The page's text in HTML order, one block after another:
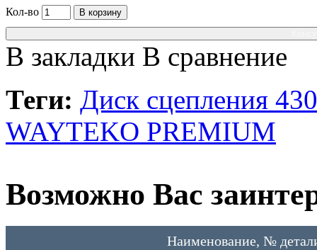
Кол-во
В корзину
В закладки В сравнение
Теги: Диск сцепления
WAYTEKO PREMIUM
Возможно Вас
Наименование, №